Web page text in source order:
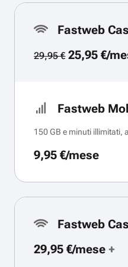
Fastweb
29,95 €25,95 €/
Fastweb
150 GB e minuti illimitati,
9,95 €/mese
Fastweb
29,95 €/mese +